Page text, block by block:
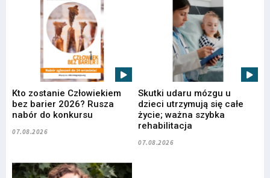
Kto zostanie Człowiekiem
bez barier 2026? Rusza
nabór do konkursu
07.08.2026
Skutki udaru mózgu u
dzieci utrzymują się całe
życie; ważna szybka
rehabilitacja
07.08.2026